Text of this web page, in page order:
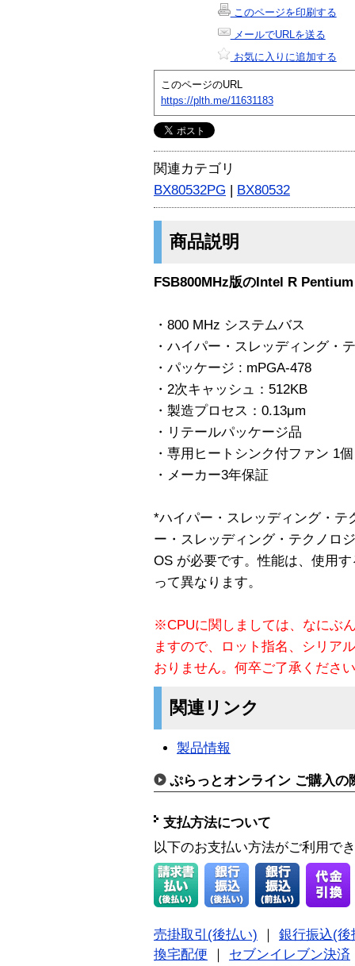
このページを印刷する
メールでURLを送る
お気に入りに追加する
このページのURL
https://plth.me/11631183
関連カテゴリ
BX80532PG | BX80532
商品説明
FSB800MHz版のIntel R
・800 MHz システムバス
・ハイパー・スレッディング・
・パッケージ : mPGA-478
・2次キャッシュ：512KB
・製造プロセス：0.13μm
・リテールパッケージ品
・専用ヒートシンク付ファン 1個
・メーカー3年保証
*ハイパー・スレッディング・テ
ー・スレッディング・テクノロ
OS が必要です。性能は、使用
って異なります。
※CPUに関しましては、なにぶ
ますので、ロット指名、シリア
おりません。何卒ご了承くださ
関連リンク
製品情報
ぷらっとオンライン ご購入の
支払方法について
以下のお支払い方法がご利用で
売掛取引(後払い)
銀行振込(後
換宅配便
セブンイレブン決済